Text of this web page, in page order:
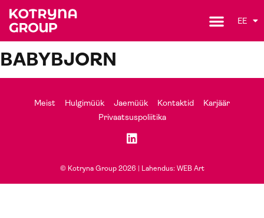
EE
BABYBJORN
Meist Hulgimüük Jaemüük Kontaktid
Karjäär
Privaatsuspoliitika
© Kotryna Group 2026 | Lahendus: WEB Art